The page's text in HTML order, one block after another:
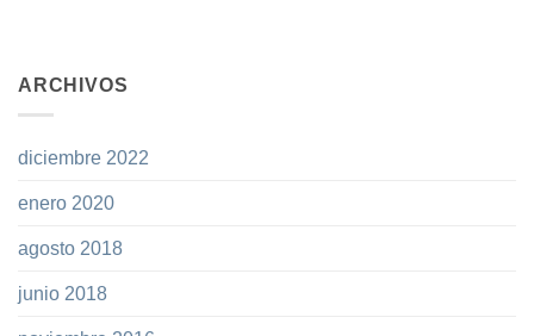
ARCHIVOS
diciembre 2022
enero 2020
agosto 2018
junio 2018